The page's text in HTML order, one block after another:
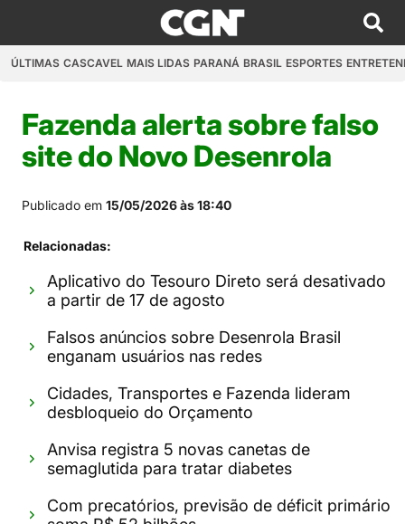
ÚLTIMAS CASCAVEL MAIS LIDAS PARANÁ BRASIL ESPORTES
Fazenda alerta sobre falso
site do Novo Desenrola
Publicado em 15/05/2026 às 18:40
Relacionadas:
Aplicativo do Tesouro Direto será desativado
a partir de 17 de agosto
Falsos anúncios sobre Desenrola Brasil
enganam usuários nas redes
Cidades, Transportes e Fazenda lideram
desbloqueio do Orçamento
Anvisa registra 5 novas canetas de
semaglutida para tratar diabetes
Com precatórios, previsão de déficit primário